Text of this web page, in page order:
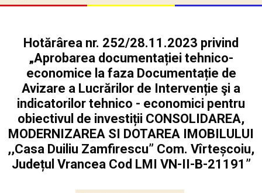
Hotărârea nr. 252/28.11.2023 privind
„Aprobarea documentației tehnico-
economice la faza Documentație de
Avizare a Lucrărilor de Intervenție şi a
indicatorilor tehnico - economici pentru
obiectivul de investiții CONSOLIDAREA,
MODERNIZAREA SI DOTAREA IMOBILULUI
,,Casa Duiliu Zamfirescu” Com. Vîrteșcoiu,
Județul Vrancea Cod LMI VN-II-B-21191”